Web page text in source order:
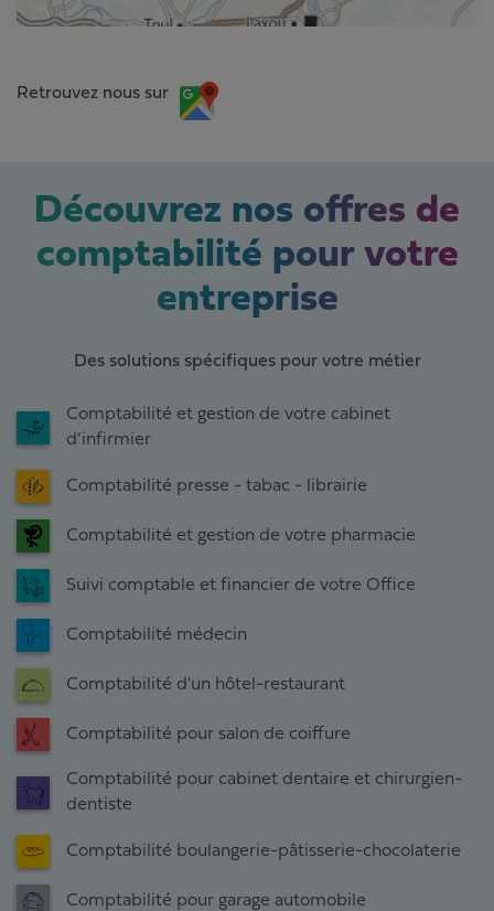
Retrouvez nous sur
Découvrez nos offres de
comptabilité pour votre
entreprise
Des solutions spécifiques pour votre métier
Comptabilité et gestion de votre cabinet
d’infirmier
Comptabilité presse - tabac - librairie
Comptabilité et gestion de votre pharmacie
Suivi comptable et financier de votre Office
Comptabilité médecin
Comptabilité d'un hôtel-restaurant
Comptabilité pour salon de coiffure
Comptabilité pour cabinet dentaire et chirurgien-
dentiste
Comptabilité boulangerie-pâtisserie-chocolaterie
Comptabilité pour garage automobile